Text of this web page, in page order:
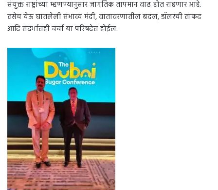
संयुक्त राष्ट्रांच्या म्हणण्यानुसार जागतिक तापमान वाढ होत राहणार आहे.
तसेच येऊ घातलेली संभाव्य मंदी, वातावरणातील बदल, डॉलरची ताकद
आदि संदर्भातही चर्चा या परिषदेत होईल.